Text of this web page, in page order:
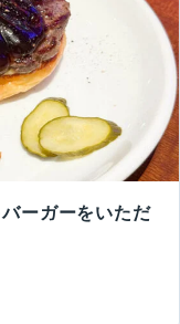
ーガーをいただ